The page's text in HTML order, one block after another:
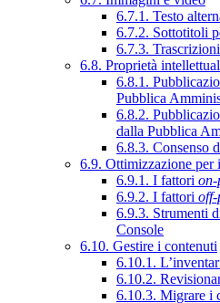
6.7.1. Testo
6.7.2. Sottotitoli
6.7.3.
6.8. Proprietà
6.8.1.
Pubblica
6.8.2.
dalla Pubblica
6.8.3. Consenso
6.9. Ottimizzazione
6.9.1. I fattori on-
6.9.2. I fattori off-
6.9.3. Strumenti
Console
6.10. Gestire i contenuti
6.10.1.
6.10.2.
6.10.3. Migrare i